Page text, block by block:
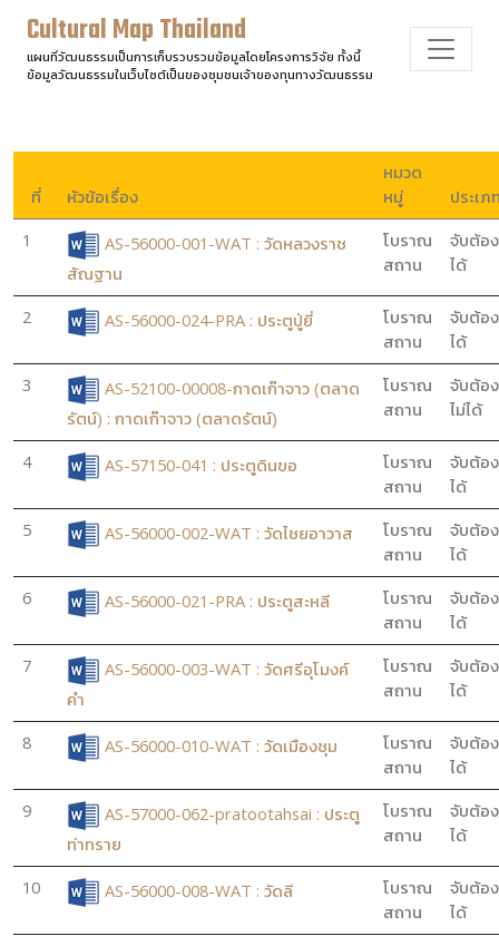
Cultural Map Thailand
แผนที่วัฒนธรรมเป็นการเก็บรวบรวมข้อมูลโดยโครงการวิจัย ทั้งนี้
ข้อมูลวัฒนธรรมในเว็บไซต์เป็นของชุมชนเจ้าของทุนทางวัฒนธรรม
ที่ หัวข้อเรื่อง
หมวด
หมู่
ประเภ
1
AS-56000-001-WAT : วัดหลวงราช
สัณฐาน
โบราณ
สถาน
จับต้อง
ได้
2 AS-56000-024-PRA : ประตูปู่ยี่
โบราณ
สถาน
จับต้อง
ได้
3
AS-52100-00008-กาดเก๊าจาว (ตลาด
รัตน์) : กาดเก๊าจาว (ตลาดรัตน์)
โบราณ
สถาน
จับต้อง
ไม่ได้
4 AS-57150-041 : ประตูดินขอ
โบราณ
สถาน
จับต้อง
ได้
5
AS-56000-002-WAT : วัดไชยอาวาส
โบราณ
สถาน
จับต้อง
ได้
6
AS-56000-021-PRA : ประตูสะหลี
โบราณ
สถาน
จับต้อง
ได้
7
AS-56000-003-WAT : วัดศรีอุโมงค์
คำ
โบราณ
สถาน
จับต้อง
ได้
8 AS-56000-010-WAT : วัดเมืองชุม
โบราณ
สถาน
จับต้อง
ได้
9
AS-57000-062-pratootahsai : ประตู
ท่าทราย
โบราณ
สถาน
จับต้อง
ได้
10 AS-56000-008-WAT : วัดลี
โบราณ
สถาน
จับต้อง
ได้